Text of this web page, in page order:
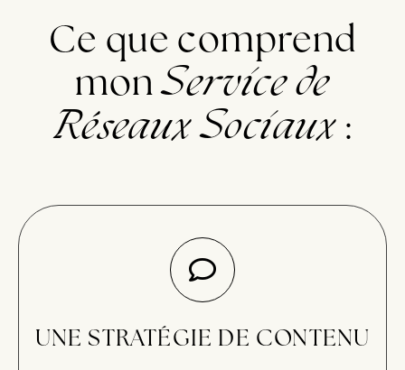
Ce que comprend
monService de
Réseaux Sociaux :
UNE STRATÉGIE DE CONTENU